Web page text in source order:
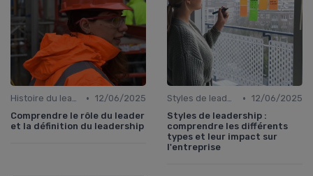
Histoire du leadership • 12/06/2025
Comprendre le rôle du leader
et la définition du leadership
Styles de leadership • 12/06/2025
Styles de leadership :
comprendre les différents
types et leur impact sur
l'entreprise